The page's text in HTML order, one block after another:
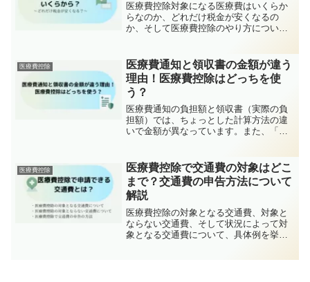
医療費控除対象になる医療費はいくらか
らなのか、どれだけ税金が安くなるの
か、そして医療費控除のやり方について
ありますので、諦めないでください。
医療費控除
医療費通知と領収書の金額が違う
理由！医療費控除はどっちを使
う？
医療費通知の負担額と領収書（実際の負
担額）では、ちょっとした計算方法の違
いで金額が異なっています。また、「医
は、負担額の計算方法の違いや申告時の
記載方法などについて詳しく解説しま
す。
医療費控除
医療費控除で交通費の対象はどこ
まで？交通費の申告方法について
解説
医療費控除の対象となる交通費、対象と
ならない交通費、そして状況によって対
象となる交通費について、具体例を挙げ